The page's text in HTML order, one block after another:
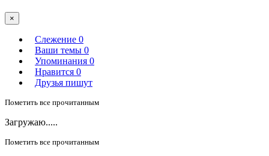
×
Слежение 0
Ваши темы 0
Упоминания 0
Нравится 0
Друзья пишут
Пометить все прочитанным
Загружаю.....
Пометить все прочитанным